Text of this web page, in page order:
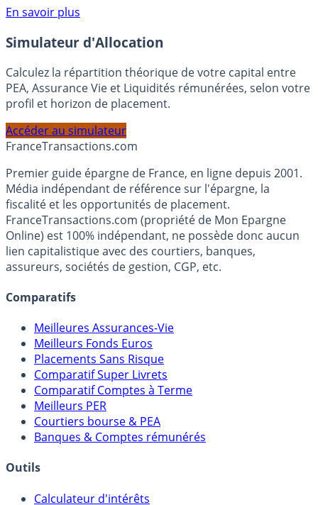
Voir conditions sur la page dédiée à cette offre.
En savoir plus
Simulateur d'Allocation
Calculez la répartition théorique de votre capital entre
PEA, Assurance Vie et Liquidités rémunérées, selon votre
profil et horizon de placement.
FranceTransactions.com
Premier guide épargne de France, en ligne depuis 2001.
Média indépendant de référence sur l'épargne, la
fiscalité et les opportunités de placement.
FranceTransactions.com (propriété de Mon Epargne
Online) est 100% indépendant, ne possède donc aucun
lien capitalistique avec des courtiers, banques,
assureurs, sociétés de gestion, CGP, etc.
Comparatifs
Meilleures Assurances-Vie
Meilleurs Fonds Euros
Placements Sans Risque
Comparatif Super Livrets
Comparatif Comptes à Terme
Meilleurs PER
Banques & Comptes rémunérés
Outils